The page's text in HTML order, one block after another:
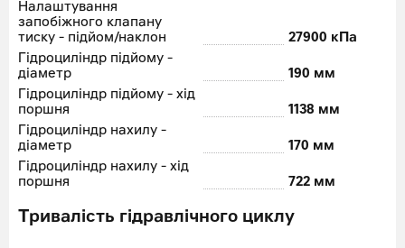
Налаштування
запобіжного клапану
тиску - підйом/наклон
27900 кПа
Гідроциліндр підйому -
діаметр
190 мм
Гідроциліндр підйому - хід
поршня
1138 мм
Гідроциліндр нахилу -
діаметр
170 мм
Гідроциліндр нахилу - хід
поршня
722 мм
Тривалість гідравлічного циклу